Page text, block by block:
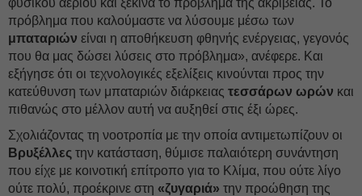
φυσικού αερίου και ξεκινά το πρόβλημα της ακρίβειας. Το
πρόβλημα που καλούμαστε να λύσουμε μέσω των
μπαταριών είναι η αποθήκευση φθηνής ενέργειας, γεγονός
που θα μας δώσει λύσεις στο πρόβλημα», ανέφερε. Και
εξήγησε ότι οι τεχνολογικές εξελίξεις κινούνται προς την
κατεύθυνση των μπαταριών διάρκειας τεσσάρων ωρών και
πιθανώς στο μέλλον αυτή να αυξηθεί στις έξι ώρες.
Σχολιάζοντας τη νοοτροπία με την οποία αντιμετωπίζουν οι
Βρυξέλλες την κατάσταση, θύμισε παλαιότερη συνάντηση
που είχε με κοινοτική επίτροπο για το Κλίμα, που ούτε λίγο
ούτε πολύ, προέκρινε στη «ζυγαριά» την προώθηση της